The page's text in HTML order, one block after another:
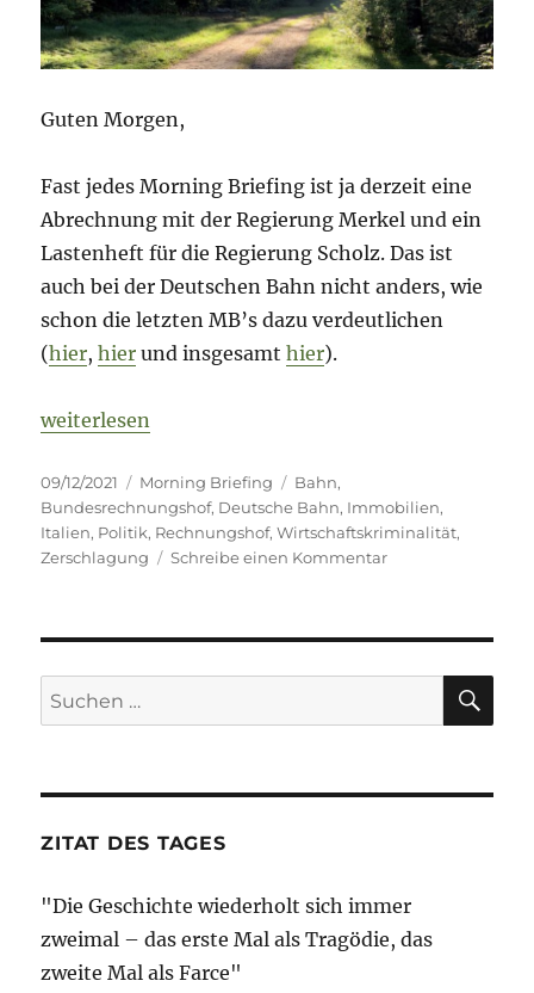
Guten Morgen,
Fast jedes Morning Briefing ist ja derzeit eine
Abrechnung mit der Regierung Merkel und ein
Lastenheft für die Regierung Scholz. Das ist
auch bei der Deutschen Bahn nicht anders, wie
schon die letzten MB’s dazu verdeutlichen
(hier,hier und insgesamthier).
„Morning Briefing – 9. Dezember 2021 –
weiterlesen
Veröffentlicht
am
09/12/2021 Kategorien
Morning Briefing Schlagwörter
Bahn,
Bundesrechnungshof, Deutsche Bahn, Immobilien,
Italien, Politik, Rechnungshof,Wirtschaftskriminalität,
Zerschlagung
Schreibe einen Kommentarzu
Dezember
–
Italien….
Suche
nach:
ZITAT DES TAGES
"Die Geschichte wiederholt sich immer
zweimal – das erste Mal als Tragödie, das
zweite Mal als Farce"